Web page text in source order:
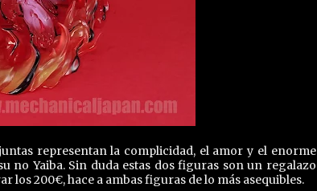
representan la complicidad, el amor y el enorme
no Yaiba. Sin duda estas dos figuras son un regalazo
los 200€, hace a ambas figuras de lo más asequibles.